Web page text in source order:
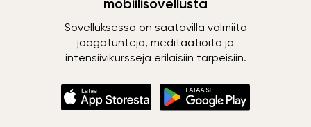
mobiilisovellusta
Sovelluksessa on saatavilla valmiita
joogatunteja, meditaatioita ja
intensiivikursseja erilaisiin tarpeisiin.